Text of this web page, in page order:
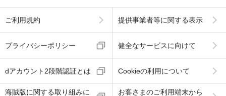
ご利用規約 提供事業者等に関する表示
プライバシーポリシー 健全なサービスに向けて
dアカウント2段階認証とは Cookieの利用について
海賊版に関する取り組みに
お客さまのご利用端末から